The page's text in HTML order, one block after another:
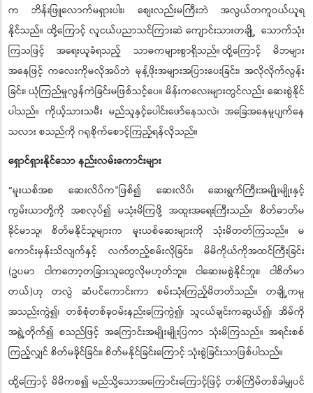
က ဘိန်းဖြူလောက်မရှားပါး၊ စျေးလည်းမကြီးဘဲ အလွယ်တကူဝယ်ယူရ
နိုင်သည်။ ထို့ကြောင့် လူငယ်ပညာသင်ကြားဆဲ ကျောင်းသားတချို့ သောက်သုံး
ကြသဖြင့် အရေးယူခံရသည့် သာဓကများစွာရှိသည်။ထို့ကြောင့် မိဘများ
အနေဖြင့် ကလေးကိုမလိုအပ်ဘဲ မုန့်ဖိုးအများအပြားပေးခြင်း၊ အလိုလိုက်လွန်း
ခြင်း၊ ယုံကြည်မှုလွန်ကဲခြင်းမဖြစ်သင့်ပေ။ မိန်းကလေးများတွင်လည်း ဆေးစွဲနိုင်
ပါသည်။ ကိုယ့်သားသမီး မည်သူနှင့်ပေါင်းဖော်နေသလဲ၊ အခြေအနေမူပျက်နေ
သလား စသည်ကို ဂရုစိုက်စောင့်ကြည့်ရန်လိုသည်။
ရှောင်ရှားနိုင်သော နည်းလမ်းကောင်းများ
“မူးယစ်အစ ဆေးလိပ်က”ဖြစ်၍ ဆေးလိပ်၊ ဆေးရွက်ကြီးအမျိုးမျိုးနှင့်
ကွမ်းယာတို့ကို အစလုပ်၍ မသုံးမိကြဖို့ အထူးအရေးကြီးသည်။ စိတ်ဓာတ်မ
ခိုင်မာသူ၊ စိတ်မနိုင်သူများက မူးယစ်ဆေးများကို သုံးမိတတ်ကြသည်။ မ
ကောင်းမှန်းသိလျက်နှင့် လက်တည့်စမ်းလိုခြင်း၊ မိမိကိုယ်ကိုအထင်ကြီးခြင်း
(ဥပမာ ငါကတော့တခြားသူတွေလိုမဟုတ်ဘူး၊ ငါဆေးမစွဲနိုင်ဘူး၊ ငါစိတ်မာ
တယ်)ဟု တလွဲ ဆံပင်ကောင်းကာ စမ်းသုံးကြည့်မိတတ်သည်။ တချို့ကမူ
အသည်းကွဲ၍၊ တစ်စုံတစ်ခုဝမ်းနည်းကြေကွဲ၍၊ သူငယ်ချင်းကဆွယ်၍၊ အိမ်ကို
အရွဲ့တိုက်၍ စသည်ဖြင့် အကြောင်းအမျိုးမျိုးပြကာ သုံးမိကြသည်။ အရင်းစစ်
ကြည့်လျှင် စိတ်မခိုင်ခြင်း၊ စိတ်မနိုင်ခြင်းကြောင့် သုံးစွဲခြင်းသာဖြစ်ပါသည်။
ထို့ကြောင့် မိမိကစ၍ မည်သို့သောအကြောင်းကြောင့်ဖြင့် တစ်ကြိမ်တစ်ခါမျှပင်